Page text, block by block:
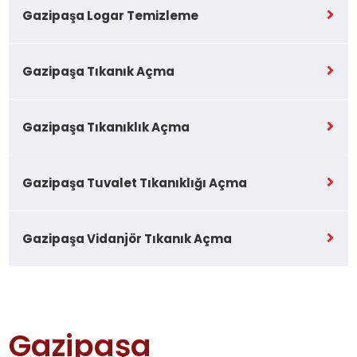
Gazipaşa Logar Temizleme
Gazipaşa Tıkanık Açma
Gazipaşa Tıkanıklık Açma
Gazipaşa Tuvalet Tıkanıklığı Açma
Gazipaşa Vidanjör Tıkanık Açma
Gazipaşa